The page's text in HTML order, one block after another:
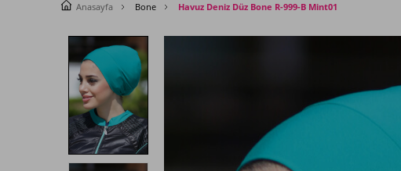
Anasayfa Bone Havuz Deniz Düz Bone R-999-B Mint01